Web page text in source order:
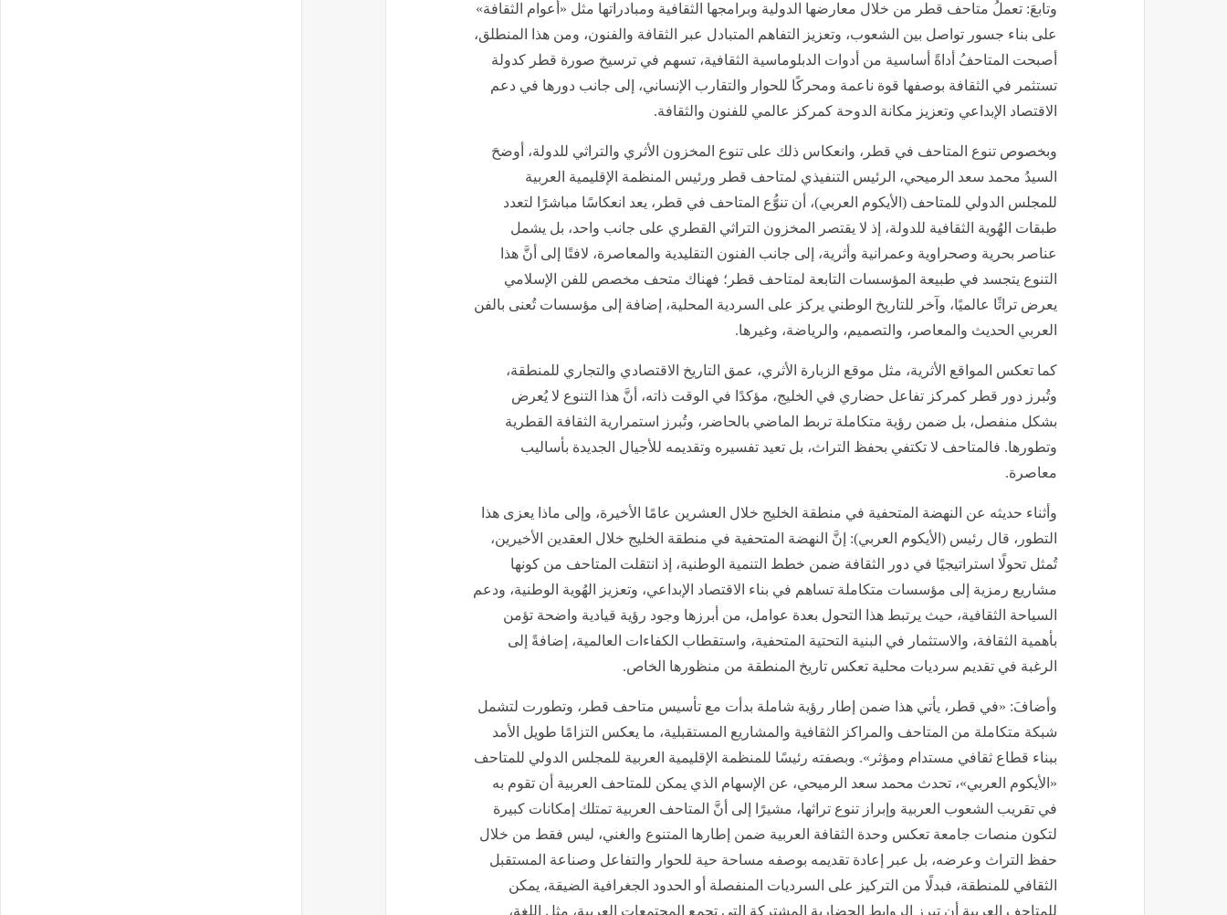
وتابعَ: تعملُ متاحف قطر من خلال معارضها الدولية وبرامجها الثقافية ومبادراتها مثل «أعوام الثقافة»
على بناء جسور تواصل بين الشعوب، وتعزيز التفاهم المتبادل عبر الثقافة والفنون، ومن هذا المنطلق،
أصبحت المتاحفُ أداةً أساسية من أدوات الدبلوماسية الثقافية، تسهم في ترسيخ صورة قطر كدولة
تستثمر في الثقافة بوصفها قوة ناعمة ومحركًا للحوار والتقارب الإنساني، إلى جانب دورها في دعم
الاقتصاد الإبداعي وتعزيز مكانة الدوحة كمركز عالمي للفنون والثقافة.
وبخصوص تنوع المتاحف في قطر، وانعكاس ذلك على تنوع المخزون الأثري والتراثي للدولة، أوضحَ
السيدُ محمد سعد الرميحي، الرئيس التنفيذي لمتاحف قطر ورئيس المنظمة الإقليمية العربية
للمجلس الدولي للمتاحف (الأيكوم العربي)، أن تنوُّع المتاحف في قطر، يعد انعكاسًا مباشرًا لتعدد
طبقات الهُوية الثقافية للدولة، إذ لا يقتصر المخزون التراثي القطري على جانب واحد، بل يشمل
عناصر بحرية وصحراوية وعمرانية وأثرية، إلى جانب الفنون التقليدية والمعاصرة، لافتًا إلى أنَّ هذا
التنوع يتجسد في طبيعة المؤسسات التابعة لمتاحف قطر؛ فهناك متحف مخصص للفن الإسلامي
يعرض تراثًا عالميًا، وآخر للتاريخ الوطني يركز على السردية المحلية، إضافة إلى مؤسسات تُعنى بالفن
العربي الحديث والمعاصر، والتصميم، والرياضة، وغيرها.
كما تعكس المواقع الأثرية، مثل موقع الزبارة الأثري، عمق التاريخ الاقتصادي والتجاري للمنطقة،
وتُبرز دور قطر كمركز تفاعل حضاري في الخليج، مؤكدًا في الوقت ذاته، أنَّ هذا التنوع لا يُعرض
بشكل منفصل، بل ضمن رؤية متكاملة تربط الماضي بالحاضر، وتُبرز استمرارية الثقافة القطرية
وتطورها. فالمتاحف لا تكتفي بحفظ التراث، بل تعيد تفسيره وتقديمه للأجيال الجديدة بأساليب
معاصرة.
وأثناء حديثه عن النهضة المتحفية في منطقة الخليج خلال العشرين عامًا الأخيرة، وإلى ماذا يعزى هذا
التطور، قال رئيس (الأيكوم العربي): إنَّ النهضة المتحفية في منطقة الخليج خلال العقدين الأخيرين،
تُمثل تحولًا استراتيجيًا في دور الثقافة ضمن خطط التنمية الوطنية، إذ انتقلت المتاحف من كونها
مشاريع رمزية إلى مؤسسات متكاملة تساهم في بناء الاقتصاد الإبداعي، وتعزيز الهُوية الوطنية، ودعم
السياحة الثقافية، حيث يرتبط هذا التحول بعدة عوامل، من أبرزها وجود رؤية قيادية واضحة تؤمن
بأهمية الثقافة، والاستثمار في البنية التحتية المتحفية، واستقطاب الكفاءات العالمية، إضافةً إلى
الرغبة في تقديم سرديات محلية تعكس تاريخ المنطقة من منظورها الخاص.
وأضافَ: «في قطر، يأتي هذا ضمن إطار رؤية شاملة بدأت مع تأسيس متاحف قطر، وتطورت لتشمل
شبكة متكاملة من المتاحف والمراكز الثقافية والمشاريع المستقبلية، ما يعكس التزامًا طويل الأمد
ببناء قطاع ثقافي مستدام ومؤثر». وبصفته رئيسًا للمنظمة الإقليمية العربية للمجلس الدولي للمتاحف
«الأيكوم العربي»، تحدث محمد سعد الرميحي، عن الإسهام الذي يمكن للمتاحف العربية أن تقوم به
في تقريب الشعوب العربية وإبراز تنوع تراثها، مشيرًا إلى أنَّ المتاحف العربية تمتلك إمكانات كبيرة
لتكون منصات جامعة تعكس وحدة الثقافة العربية ضمن إطارها المتنوع والغني، ليس فقط من خلال
حفظ التراث وعرضه، بل عبر إعادة تقديمه بوصفه مساحة حية للحوار والتفاعل وصناعة المستقبل
الثقافي للمنطقة، فبدلًا من التركيز على السرديات المنفصلة أو الحدود الجغرافية الضيقة، يمكن
للمتاحف العربية أن تبرز الروابط الحضارية المشتركة التي تجمع المجتمعات العربية، مثل اللغة،